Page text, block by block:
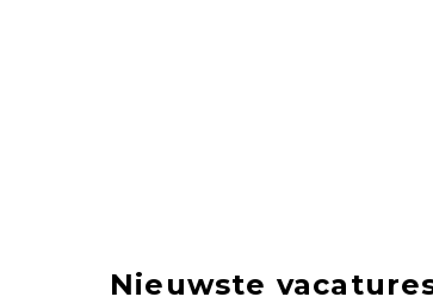
Nieuwste